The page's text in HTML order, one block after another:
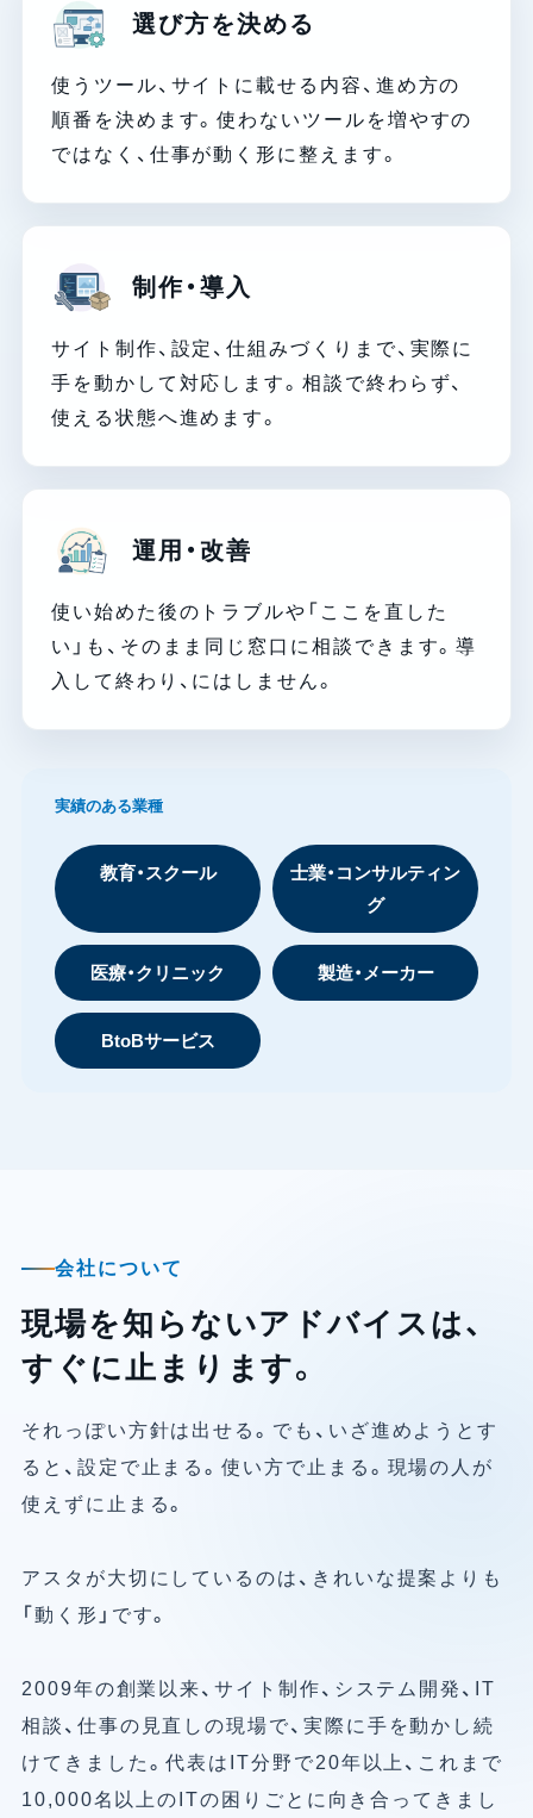
選び方を決める
使うツール、サイトに載せる内容、進め方の
順番を決めます。使わないツールを増やすの
ではなく、仕事が動く形に整えます。
制作・導入
サイト制作、設定、仕組みづくりまで、実際に
手を動かして対応します。相談で終わらず、
使える状態へ進めます。
運用・改善
使い始めた後のトラブルや「ここを直した
い」も、そのまま同じ窓口に相談できます。導
入して終わり、にはしません。
実績のある業種
教育・スクール
士業・コンサルティン
グ
医療・クリニック 製造・メーカー
BtoBサービス
会社について
現場を知らないアドバイスは、
すぐに止まります。
それっぽい方針は出せる。でも、いざ進めようとす
ると、設定で止まる。使い方で止まる。現場の人が
使えずに止まる。
アスタが大切にしているのは、きれいな提案よりも
「動く形」です。
2009年の創業以来、サイト制作、システム開発、IT
相談、仕事の見直しの現場で、実際に手を動かし続
けてきました。代表はIT分野で20年以上、これまで
10,000名以上のITの困りごとに向き合ってきまし